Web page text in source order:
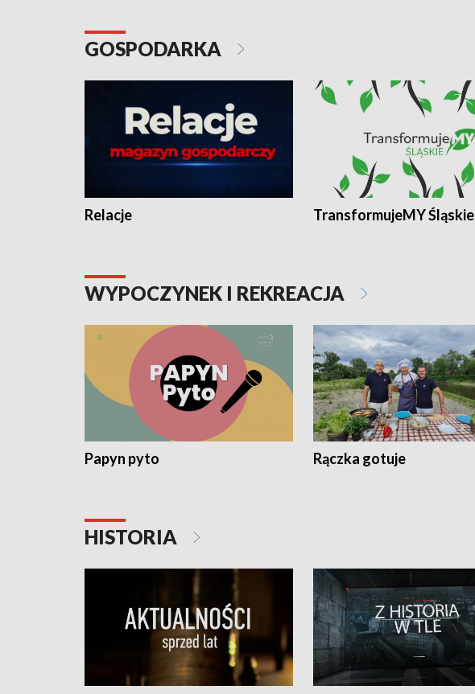
GOSPODARKA
Relacje TransformujeMY Śląskie
WYPOCZYNEK I REKREACJA
Papyn pyto Rączka gotuje
HISTORIA